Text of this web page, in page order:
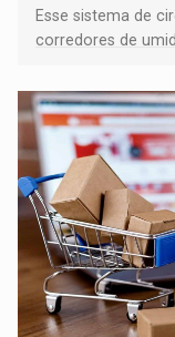
Esse sistema de
corredores de